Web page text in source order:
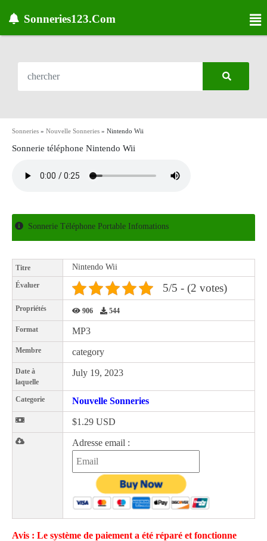
Sonneries123.Com
Sonneries » Nouvelle Sonneries » Nintendo Wii
Sonnerie téléphone Nintendo Wii
Sonnerie Téléphone Portable Infomations
Titre Nintendo Wii
Évaluer 5/5 - (2 votes)
Propriétés 906 544
Format MP3
Membre category
Date à
laquelle
July 19, 2023
Categorie Nouvelle Sonneries
$1.29 USD
Adresse email :
Avis : Le système de paiement a été réparé et fonctionne